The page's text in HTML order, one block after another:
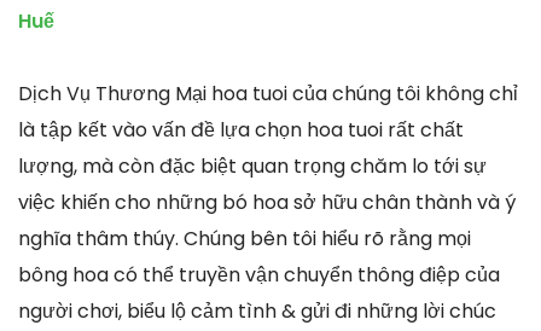
Huế
Dịch Vụ Thương Mại hoa tuoi của chúng tôi không chỉ
là tập kết vào vấn đề lựa chọn hoa tuoi rất chất
lượng, mà còn đặc biệt quan trọng chăm lo tới sự
việc khiến cho những bó hoa sở hữu chân thành và ý
nghĩa thâm thúy. Chúng bên tôi hiểu rõ rằng mọi
bông hoa có thể truyền vận chuyển thông điệp của
người chơi, biểu lộ cảm tình & gửi đi những lời chúc